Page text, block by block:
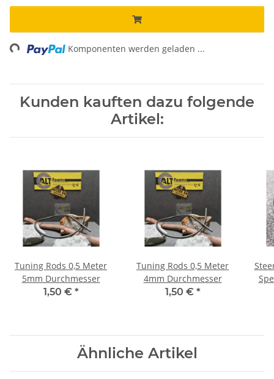
Komponenten werden geladen ...
Kunden kauften dazu folgende
Artikel:
Tuning Rods 0,5 Meter
5mm Durchmesser
1,50 € *
Tuning Rods 0,5 Meter
4mm Durchmesser
1,50 € *
Ähnliche Artikel